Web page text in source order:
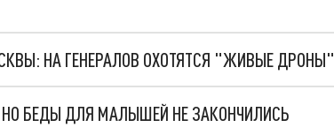
НА ГЕНЕРАЛОВ ОХОТЯТСЯ "ЖИВЫЕ ДРОНЫ"
БЕДЫ ДЛЯ МАЛЫШЕЙ НЕ ЗАКОНЧИЛИСЬ